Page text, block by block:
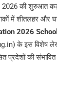
की शुरुआत
में शीतलहर और
2026
के इस विशेष
प्रदेशों की